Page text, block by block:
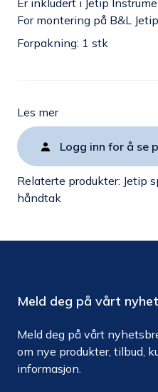
Er inkludert i Jetip
For montering på B&L
Forpakning: 1 stk
Les mer
Logg inn for å se
Relaterte produkter: Jetip
håndtak
Meld deg på vårt
Meld deg på vårt
om nye produkter, tilbud,
informasjon.